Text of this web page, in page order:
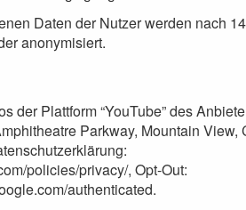
Daten der Nutzer werden nach 14
anonymisiert.
der Plattform “YouTube” des
Parkway, Mountain View,
policies/privacy/, Opt-Out:
authenticated.